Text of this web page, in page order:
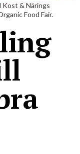
& Närings
Food Fair.